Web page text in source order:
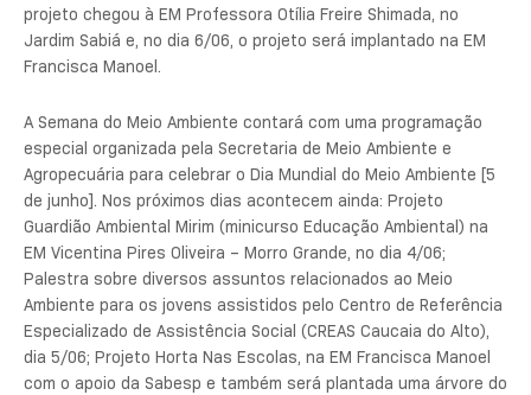
projeto chegou à EM Professora Otília Freire Shimada, no
Jardim Sabiá e, no dia 6/06, o projeto será implantado na EM
Francisca Manoel.
A Semana do Meio Ambiente contará com uma programação
especial organizada pela Secretaria de Meio Ambiente e
Agropecuária para celebrar o Dia Mundial do Meio Ambiente [5
de junho]. Nos próximos dias acontecem ainda: Projeto
Guardião Ambiental Mirim (minicurso Educação Ambiental) na
EM Vicentina Pires Oliveira – Morro Grande, no dia 4/06;
Palestra sobre diversos assuntos relacionados ao Meio
Ambiente para os jovens assistidos pelo Centro de Referência
Especializado de Assistência Social (CREAS Caucaia do Alto),
dia 5/06; Projeto Horta Nas Escolas, na EM Francisca Manoel
com o apoio da Sabesp e também será plantada uma árvore do